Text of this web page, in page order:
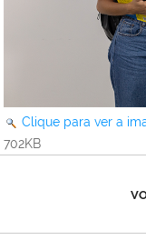
Clique para ver a
702KB